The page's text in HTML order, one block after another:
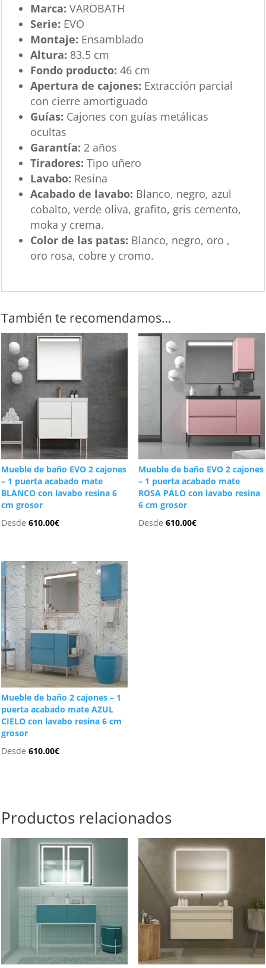
Marca:VAROBATH
Serie: EVO
Montaje: Ensamblado
Altura: 83.5 cm
Fondo producto:46 cm
Apertura de cajones: Extracción parcial
con cierre amortiguado
Guías: Cajones con guías metálicas
ocultas
Garantía: 2 años
Tiradores:Tipo uñero
Lavabo: Resina
Acabado de lavabo: Blanco, negro, azul
cobalto, verde oliva, grafito, gris cemento,
moka y crema.
Color de las patas: Blanco, negro, oro ,
oro rosa, cobre y cromo.
También te recomendamos…
Mueble de baño EVO 2 cajones
– 1 puerta acabado mate
BLANCO con lavabo resina 6
cm grosor
Desde610.00€
Mueble de baño EVO 2 cajones
– 1 puerta acabado mate
ROSA PALO con lavabo resina
6 cm grosor
Desde 610.00€
Mueble de baño 2 cajones – 1
puerta acabado mate AZUL
CIELO con lavabo resina 6 cm
grosor
Desde610.00€
Productos relacionados